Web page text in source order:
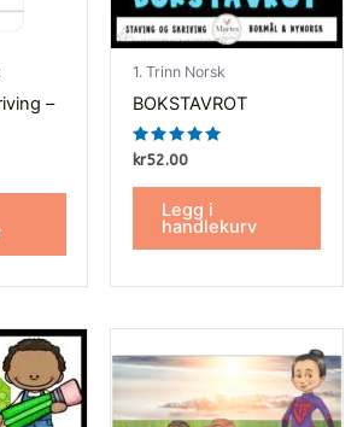
–
1. Trinn Norsk
BOKSTAVROT
Vurdert
5.00
av 5
kr52.00
Legg i
handlekurv